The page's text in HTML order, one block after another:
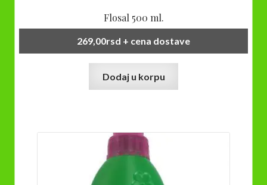
Flosal 500 ml.
269,00rsd + cena dostave
Dodaj u korpu